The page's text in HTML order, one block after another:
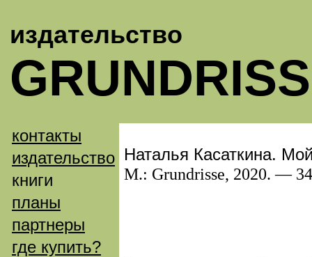
издательство
контакты
издательство
книги
планы
партнеры
где купить?
Наталья Касаткина.
М.: Grundrisse, 2020. —